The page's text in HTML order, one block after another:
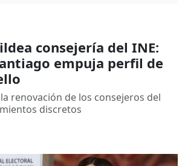
consejería del INE:
empuja perfil de
renovación de los consejeros del
discretos